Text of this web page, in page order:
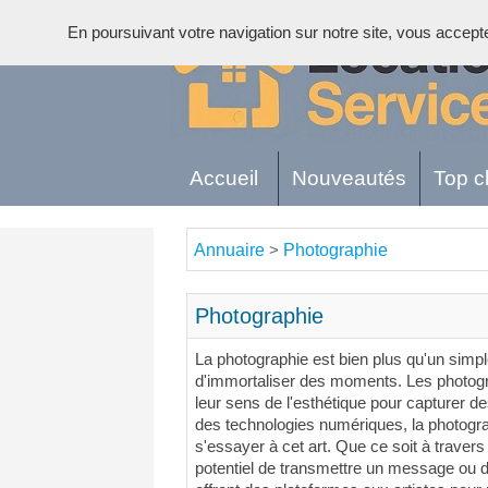
Accueil Nouveautés Top
Annuaire > Photographie
Photographie
La photographie est bien plus qu'un
d'immortaliser des moments. Les
leur sens de l'esthétique pour capturer
des technologies numériques, la
s'essayer à cet art. Que ce soit à
potentiel de transmettre un message ou
En poursuivant votre navigation sur notre site, vous